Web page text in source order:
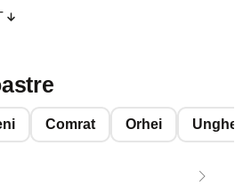
Comrat Orhei